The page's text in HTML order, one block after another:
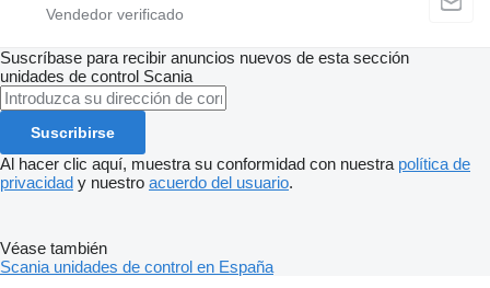
Suscríbase para recibir anuncios nuevos de esta sección
unidades de control Scania
Suscribirse
Al hacer clic aquí, muestra su conformidad con nuestra política de
privacidad y nuestro acuerdo del usuario.
Véase también
Scania unidades de control en España